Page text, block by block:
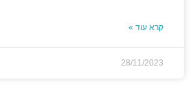
קרא עוד »
28/11/2023